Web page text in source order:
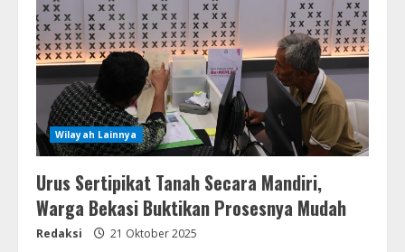
Wilayah Lainnya
Urus Sertipikat Tanah Secara Mandiri,
Warga Bekasi Buktikan Prosesnya Mudah
Redaksi 21 Oktober 2025